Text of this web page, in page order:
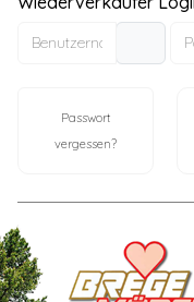
Benutzername
Passwort
vergessen?